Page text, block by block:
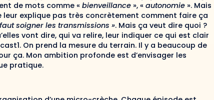
de mots comme « bienveillance », « autonomie ». Mais
leur explique pas très concrètement comment faire ça
soigner les transmissions ». Mais ça veut dire quoi ?
vont dire, qui va relire, leur indiquer ce qui est clair
On prend la mesure du terrain. Il y a beaucoup de
ça. Mon ambition profonde est d’envisager les
pratique.